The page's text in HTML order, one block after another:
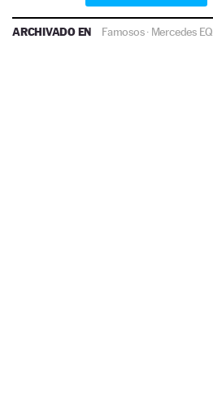
ARCHIVADO EN Famosos· Mercedes EQ